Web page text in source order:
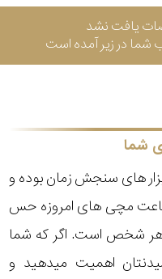
یافت نشد
در زیر آمده است
شما
های سنجش زمان بوده و
مچی های امروزه حس
هر شخص است. اگر که شما
اهمیت میدهید و